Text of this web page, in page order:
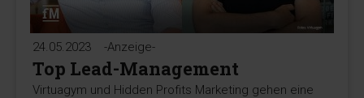
24.05.2023 -Anzeige-
Top Lead-Management
Virtuagym und Hidden Profits Marketing gehen eine